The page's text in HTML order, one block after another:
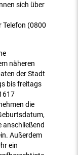
sich über
(0800
näheren
der Stadt
bis freitags
die
anschließend
Außerdem
ein